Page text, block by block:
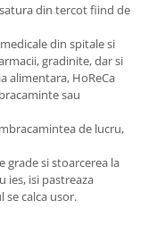
din tercot fiind de
din spitale si
gradinite, dar si
alimentara, HoReCa
sau
de lucru,
grade si stoarcerea la
ies, isi pastreaza
calca usor.